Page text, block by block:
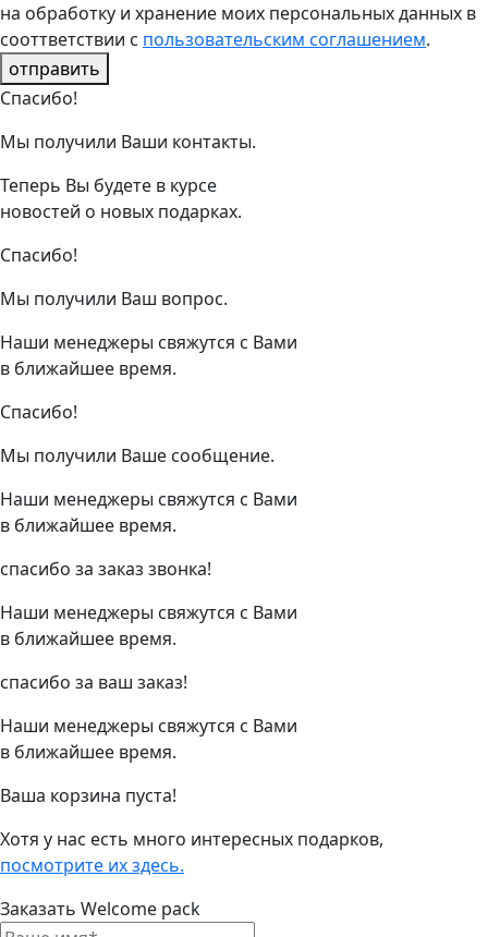
на обработку и хранение моих персональных данных в
сооттветствии с пользовательским соглашением.
отправить
Спасибо!
Мы получили Ваши контакты.
Теперь Вы будете в курсе
новостей о новых подарках.
Спасибо!
Мы получили Ваш вопрос.
Наши менеджеры свяжутся с Вами
в ближайшее время.
Спасибо!
Мы получили Ваше сообщение.
Наши менеджеры свяжутся с Вами
в ближайшее время.
спасибо за заказ звонка!
Наши менеджеры свяжутся с Вами
в ближайшее время.
спасибо за ваш заказ!
Наши менеджеры свяжутся с Вами
в ближайшее время.
Ваша корзина пуста!
Хотя у нас есть много интересных подарков,
посмотрите их здесь.
Заказать Welcome pack